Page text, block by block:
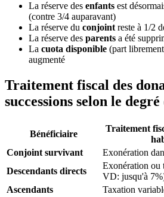
La réserve des enfants est
(contre 3/4 auparavant)
La réserve du conjointreste à 1/2
La réserve des parents a été
La cuota disponible (part
augmenté
Traitement fiscal des
successions selon le
Bénéficiaire
Traitement
Conjoint survivant
Exonération
Descendants directs
Exonération ou
VD: jusqu'à
Ascendants
Taxation